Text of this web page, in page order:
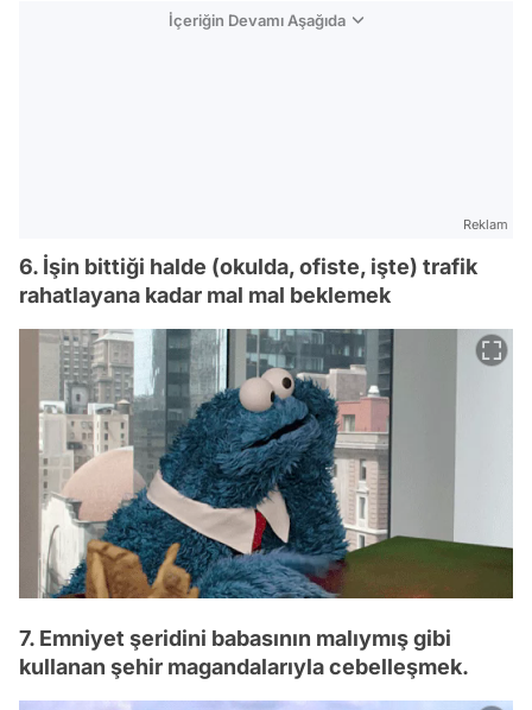
İçeriğin Devamı Aşağıda
Reklam
6. İşin bittiği halde (okulda, ofiste, işte) trafik
rahatlayana kadar mal mal beklemek
7. Emniyet şeridini babasının malıymış gibi
kullanan şehir magandalarıyla cebelleşmek.